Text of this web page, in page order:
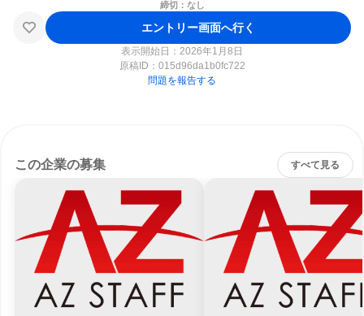
締切：なし
エントリー画面へ行く
表示開始日：2026年1月8日
原稿ID： 015d96da1b0fc722
問題を報告する
この企業の募集 すべて見る